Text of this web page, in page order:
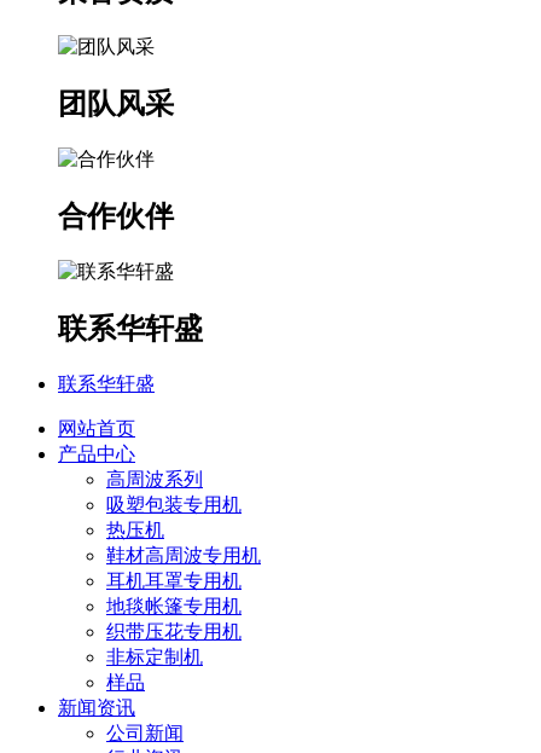
团队风采
合作伙伴
联系华轩盛
联系华轩盛
网站首页
产品中心
高周波系列
吸塑包装专用机
热压机
鞋材高周波专用机
耳机耳罩专用机
地毯帐篷专用机
织带压花专用机
非标定制机
样品
新闻资讯
公司新闻